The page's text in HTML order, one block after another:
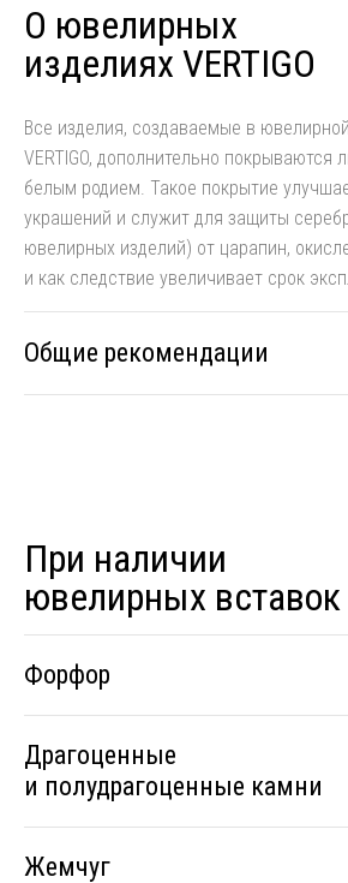
О ювелирных
изделиях VERTIGO
Все изделия, создаваемые в
VERTIGO, дополнительно покрываются
белым родием. Такое покрытие
украшений и служит для защиты
ювелирных изделий) от царапин,
и как следствие увеличивает срок
Общие рекомендации
При наличии
ювелирных вставок
Форфор
Драгоценные
и полудрагоценные камни
Жемчуг